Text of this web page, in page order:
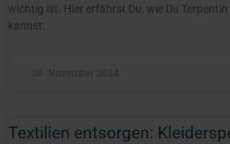
wichtig ist. Hier erfährst Du, wie Du
kannst.
Textilien entsorgen: